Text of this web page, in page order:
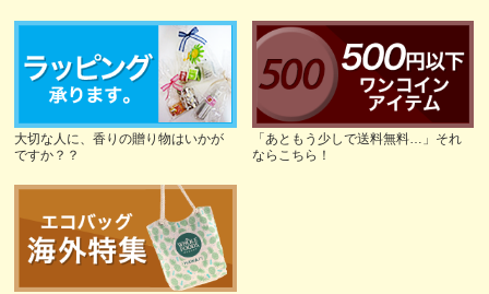
大切な人に、香りの贈り物はいかが
ですか？？
「あともう少しで送料無料…」それ
ならこちら！